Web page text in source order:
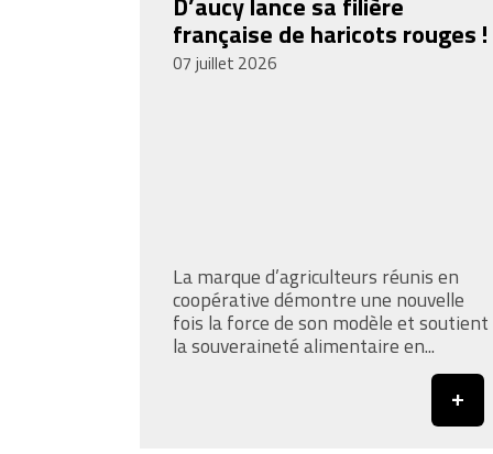
française de haricots rouges !
07 juillet 2026
La marque d’agriculteurs réunis en
coopérative démontre une nouvelle
fois la force de son modèle et soutient
la souveraineté alimentaire en...